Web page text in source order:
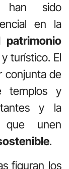
han sido
en la
turístico. El
conjunta de
templos y
y la
que unen
.
figuran los